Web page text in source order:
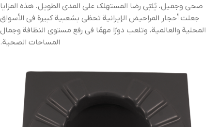
صحي وجميل، يُلبّي رضا المستهلك على المدى الطويل. هذه المزايا
جعلت أحجار المراحيض الإيرانية تحظى بشعبية كبيرة في الأسواق
المحلية والعالمية، وتلعب دورًا مهمًا في رفع مستوى النظافة وجمال
المساحات الصحية.